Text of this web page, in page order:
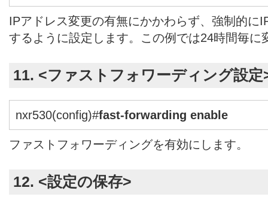
IPアドレス変更の有無にかかわらず、強制的に
するように設定します。この例では24時間毎に
11. <ファストフォワーディング設定
nxr530(config)#fast-forwarding enable
ファストフォワーディングを有効にします。
12. <設定の保存>